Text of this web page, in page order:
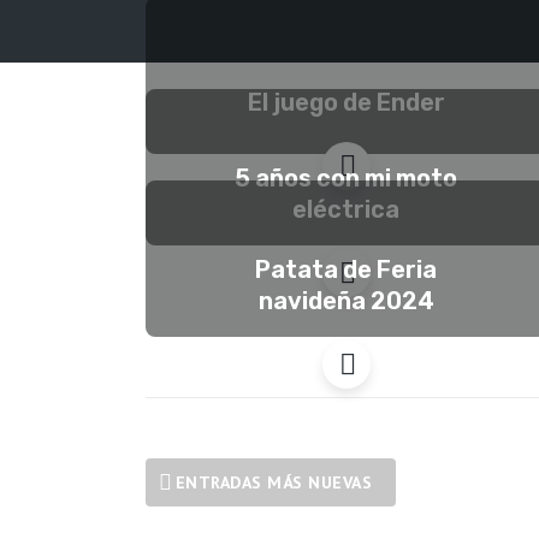
El juego de Ender
5 años con mi moto
eléctrica
Patata de Feria
navideña 2024
ENTRADAS MÁS NUEVAS